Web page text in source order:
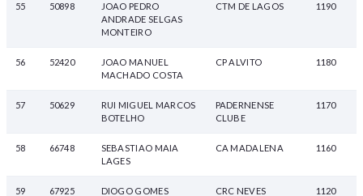
55 50898
JOAO PEDRO
ANDRADE SELGAS
MONTEIRO
CTM DE LAGOS 1190
56 52420
JOAO MANUEL
MACHADO COSTA
CP ALVITO 1180
57 50629
RUI MIGUEL MARCOS
BOTELHO
PADERNENSE
CLUBE
1170
58 66748
SEBASTIAO MAIA
LAGES
CA MADALENA 1160
59 67925
DIOGO GOMES
CRC NEVES 1120